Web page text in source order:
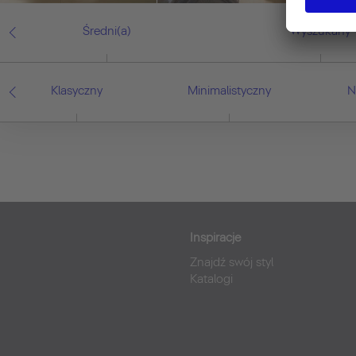
Średni(a) Wyszukany
Klasyczny Minimalistyczny
Inspiracje
Znajdź swój styl
Katalogi